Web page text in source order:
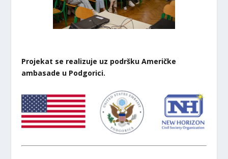
Projekat se realizuje uz podršku Američke
ambasade u Podgorici.